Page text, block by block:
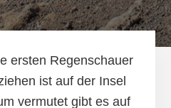
ersten Regenschauer
ist auf der Insel
vermutet gibt es auf